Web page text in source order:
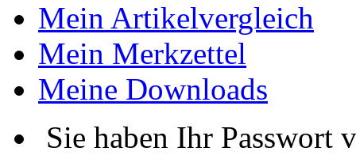
Mein Artikelvergleich
Mein Merkzettel
Meine Downloads
Sie haben Ihr Passwort